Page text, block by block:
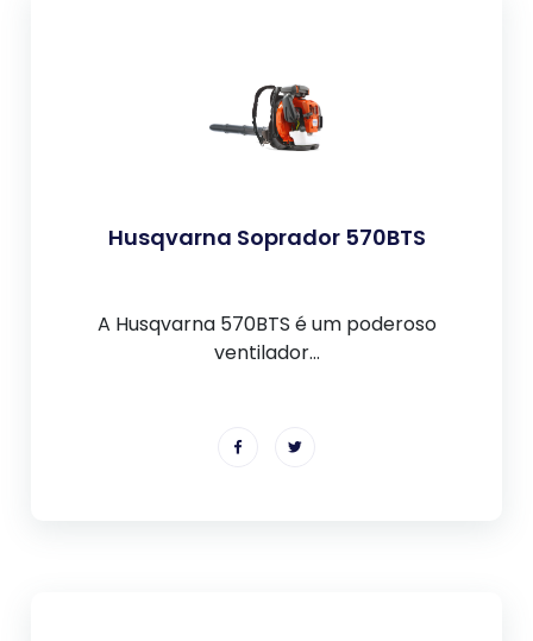
Husqvarna Soprador 570BTS
A Husqvarna 570BTS é um poderoso
ventilador...